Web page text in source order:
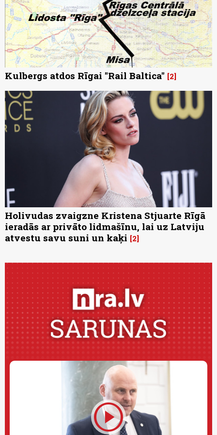
Kulbergs atdos Rīgai "Rail Baltica" 2
Holivudas zvaigzne Kristena Stjuarte Rīgā
ieradās ar privāto lidmašīnu, lai uz Latviju
atvestu savu suni un kaķi 2
play_circle